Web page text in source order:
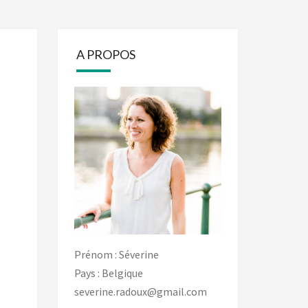
A PROPOS
Prénom : Séverine
Pays : Belgique
severine.radoux@gmail.com